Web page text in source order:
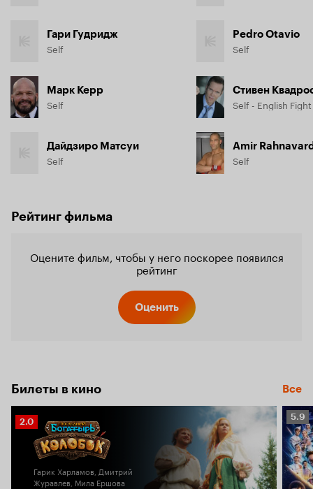
Гари Гудридж
Self
Марк Керр
Self
Дайдзиро Матсуи
Self
Pedro Otavio
Self
Стивен
Amir
Self
Рейтинг фильма
Оцените фильм, чтобы у него поскорее появился
рейтинг
Оценить
Билеты в кино Все
Рейтинг
Кинопоиска
2.0
Гарик Харламов, Дмитрий
Журавлев, Мила Ершова
5.9
5.9